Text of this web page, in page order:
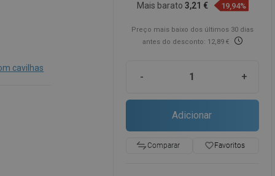
cavilhas
Mais barato3,21 € 19,94%
Preço mais baixo dos últimos 30 dias
antes do desconto: 12,89 €
- +
Adicionar
Comparar favorite_borderFavoritos